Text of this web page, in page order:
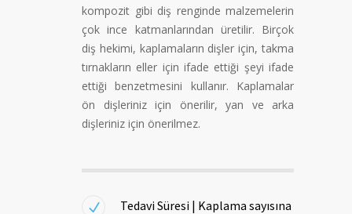
kompozit gibi diş renginde malzemelerin
çok ince katmanlarından üretilir. Birçok
diş hekimi, kaplamaların dişler için, takma
tırnakların eller için ifade ettiği şeyi ifade
ettiği benzetmesini kullanır. Kaplamalar
ön dişleriniz için önerilir, yan ve arka
dişleriniz için önerilmez.
Tedavi Süresi | Kaplama sayısına